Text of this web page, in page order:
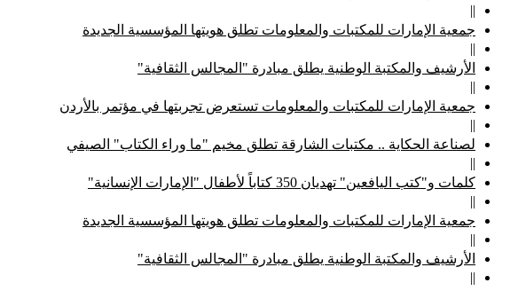
||
جمعية الإمارات للمكتبات والمعلومات تطلق هويتها المؤسسية الجديدة
||
الأرشيف والمكتبة الوطنية يطلق مبادرة "المجالس الثقافية"
||
جمعية الإمارات للمكتبات والمعلومات تستعرض تجربتها في مؤتمر بالأردن
||
لصناعة الحكاية .. مكتبات الشارقة تطلق مخيم "ما وراء الكتاب" الصيفي
||
كلمات و"كتب اليافعين" تهديان 350 كتاباً لأطفال "الإمارات الإنسانية"
||
جمعية الإمارات للمكتبات والمعلومات تطلق هويتها المؤسسية الجديدة
||
الأرشيف والمكتبة الوطنية يطلق مبادرة "المجالس الثقافية"
||